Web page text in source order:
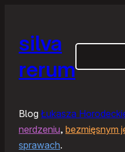
silva
rerum
Blog Łukasza
nerdzeniu, bezmięsnym
sprawach.